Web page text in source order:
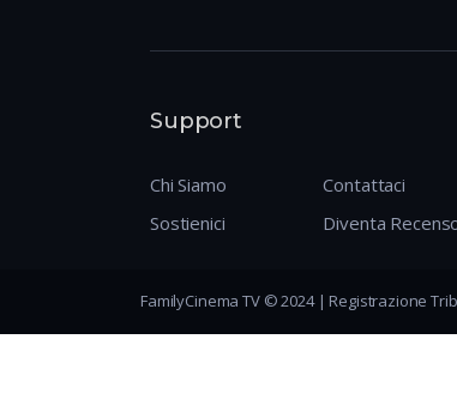
Support
Chi Siamo
Sostienici
Contattaci
Diventa
FamilyCinema TV © 2024 | Registrazione